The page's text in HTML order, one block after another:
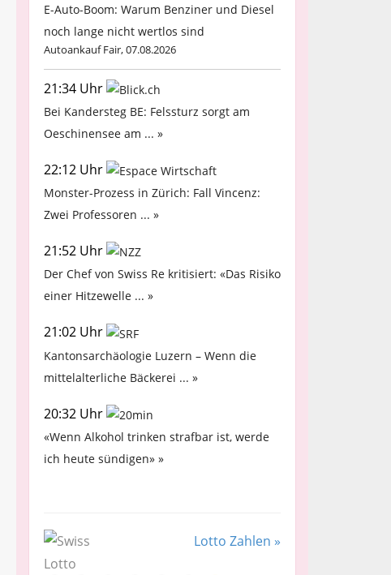
E-Auto-Boom: Warum Benziner und Diesel
noch lange nicht wertlos sind
Autoankauf Fair, 07.08.2026
21:34 Uhr
Bei Kandersteg BE: Felssturz sorgt am
Oeschinensee am ... »
22:12 Uhr
Monster-Prozess in Zürich: Fall Vincenz:
Zwei Professoren ... »
21:52 Uhr
Der Chef von Swiss Re kritisiert: «Das Risiko
einer Hitzewelle ... »
21:02 Uhr
Kantonsarchäologie Luzern – Wenn die
mittelalterliche Bäckerei ... »
20:32 Uhr
«Wenn Alkohol trinken strafbar ist, werde
ich heute sündigen» »
Lotto Zahlen »